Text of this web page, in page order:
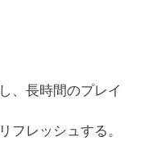
、長時間のプレイ
フレッシュする。